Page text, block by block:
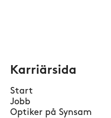
Karriärsida
Start
Jobb
Optiker på Synsam